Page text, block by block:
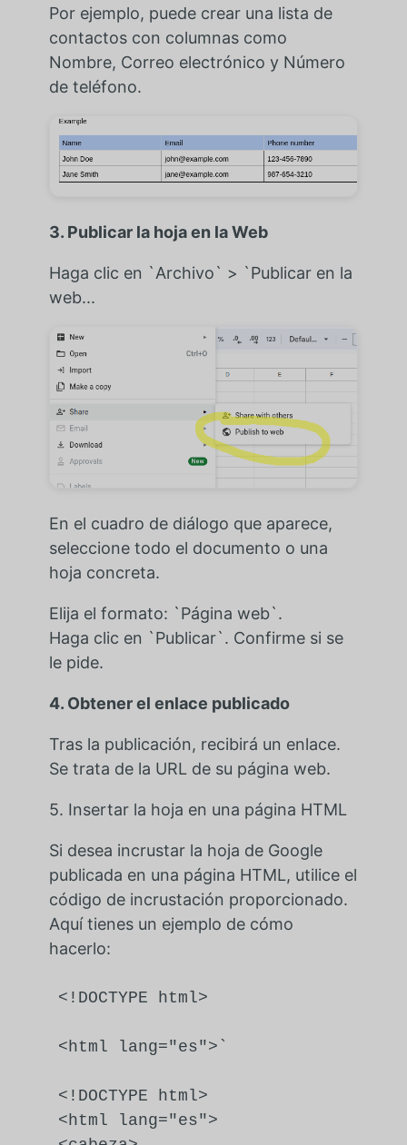
Por ejemplo, puede crear una lista de
contactos con columnas como
Nombre, Correo electrónico y Número
de teléfono.
3. Publicar la hoja en la Web
Haga clic en `Archivo` > `Publicar en la
web...
En el cuadro de diálogo que aparece,
seleccione todo el documento o una
hoja concreta.
Elija el formato: `Página web`.
Haga clic en `Publicar`. Confirme si se
le pide.
4. Obtener el enlace publicado
Tras la publicación, recibirá un enlace.
Se trata de la URL de su página web.
5. Insertar la hoja en una página HTML
Si desea incrustar la hoja de Google
publicada en una página HTML, utilice el
código de incrustación proporcionado.
Aquí tienes un ejemplo de cómo
hacerlo:
<!DOCTYPE html>
<html lang="es"> `
<!DOCTYPE html>
<html lang="es">